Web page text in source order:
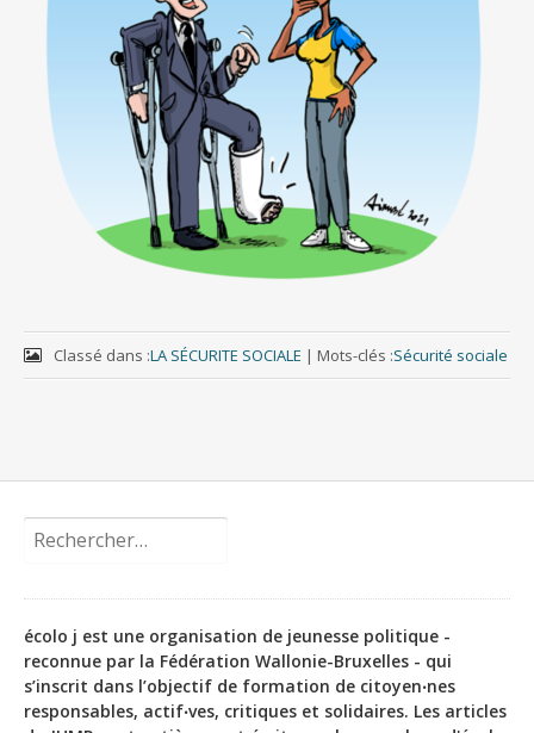
Classé dans :LA SÉCURITE SOCIALE | Mots-clés :Sécurité sociale
écolo j est une organisation de jeunesse politique -
reconnue par la Fédération Wallonie-Bruxelles - qui
s’inscrit dans l’objectif de formation de citoyen‧nes
responsables, actif‧ves, critiques et solidaires. Les articles